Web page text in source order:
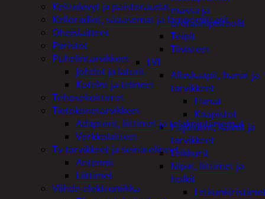
massa ja
uretaanipistoolit
Teipit
Tiivisteet
LVI
Allaskaapit, hanat ja
tarvikkeet
Hanat
Kaapistot
Hajulukot, kaivot ja
tarvikkeet
Leikkurit
Nipat, liittimet ja
holkit
Keittolevyt ja paistoraudat
Kelloradiot, sääasemat ja lämpömittarit
Oheislaitteet
Paristot
Puhelintarvikkeet
Johdot ja laturit
Kotelot ja telineet
Tehosekoittimet
Tietokonetarvikkeet
Adapterit, liittimet ja telakointiasemat
Verkkolaitteet
Tv-tarvikkeet ja seinätelineet
Antennit
Liittimet
Viihde-elektroniikka